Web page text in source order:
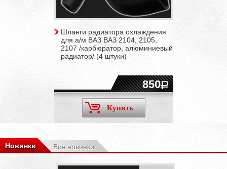
Шланги радиатора охлаждения
для а/м ВАЗ ВАЗ 2104, 2105,
2107 /карбюратор, алюминиевый
радиатор/ (4 штуки)
850
Купить
Новинки Все новинки